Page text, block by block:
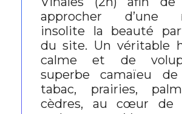
approcher d’une
insolite la beauté
du site. Un véritable
calme et de
superbe camaïeu
tabac, prairies,
cèdres, au cœur de